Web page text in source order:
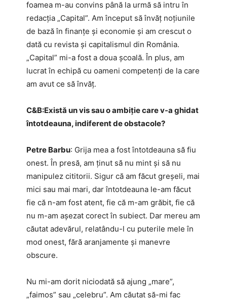
foamea m-au convins până la urmă să intru în
redacția „Capital”. Am început să învăț noțiunile
de bază în finanțe și economie și am crescut o
dată cu revista și capitalismul din România.
„Capital” mi-a fost a doua școală. În plus, am
lucrat în echipă cu oameni competenți de la care
am avut ce să învăț.
C&B:​Există un vis sau o ambiție care v-a ghidat
întotdeauna, indiferent de obstacole?
Petre Barbu: Grija mea a fost întotdeauna să fiu
onest. În presă, am ținut să nu mint și să nu
manipulez cititorii. Sigur că am făcut greșeli, mai
mici sau mai mari, dar întotdeauna le-am făcut
fie că n-am fost atent, fie că m-am grăbit, fie că
nu m-am așezat corect în subiect. Dar mereu am
căutat adevărul, relatându-l cu puterile mele în
mod onest, fără aranjamente și manevre
obscure.
Nu mi-am dorit niciodată să ajung „mare”,
„faimos” sau „celebru”. Am căutat să-mi fac